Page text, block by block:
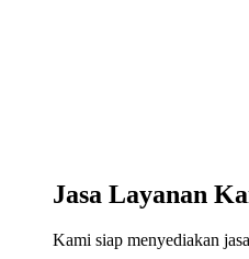
Jasa Layanan
Kami siap menyediakan